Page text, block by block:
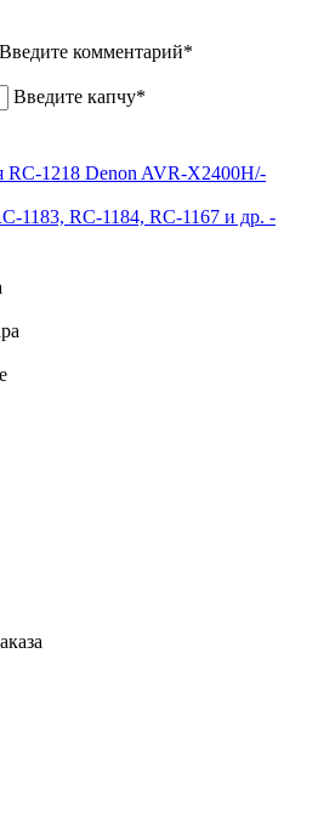
Введите комментарий*
Введите капчу*
RC-1218 Denon AVR-X2400H/-
1183, RC-1184, RC-1167 и др. -